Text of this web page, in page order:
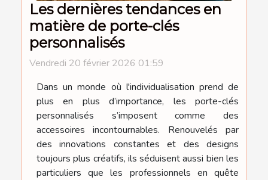
Les dernières tendances en
matière de porte-clés
personnalisés
Vendredi 20 février 2026 01:59
Dans un monde où l'individualisation prend de
plus en plus d’importance, les porte-clés
personnalisés s’imposent comme des
accessoires incontournables. Renouvelés par
des innovations constantes et des designs
toujours plus créatifs, ils séduisent aussi bien les
particuliers que les professionnels en quête